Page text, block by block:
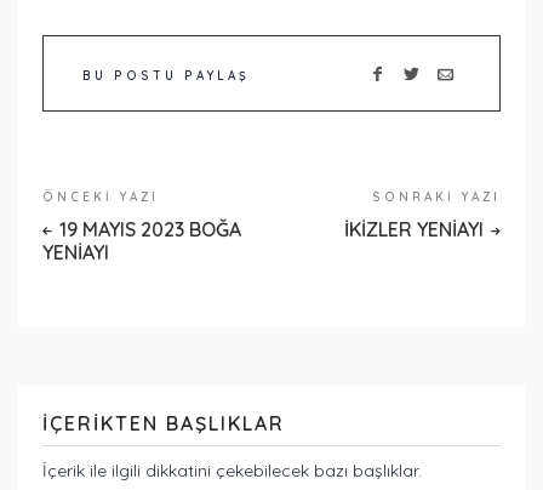
BU POSTU PAYLAŞ
ÖNCEKI YAZI
19 MAYIS 2023 BOĞA
YENİAYI
SONRAKI YAZI
İKİZLER YENİAYI
İÇERIKTEN BAŞLIKLAR
İçerik ile ilgili dikkatini çekebilecek bazı başlıklar.